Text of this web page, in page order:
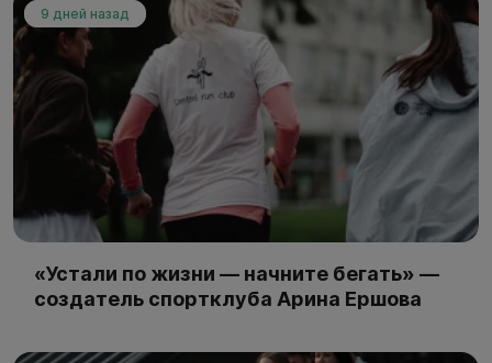
9 дней назад
«Устали по жизни — начните бегать» —
создатель спортклуба Арина Ершова